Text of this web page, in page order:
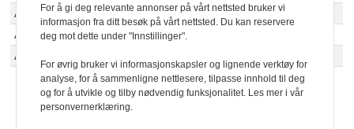
Alpine
Jack Doohan
Australia / Kina
Alpine
Ryo Hirakawa
Japan
Alpine
For å gi deg relevante annonser på vårt nettsted bruker vi
informasjon fra ditt besøk på vårt nettsted. Du kan reservere
deg mot dette under "Innstillinger".
For øvrig bruker vi informasjonskapsler og lignende verktøy for
analyse, for å sammenligne nettlesere, tilpasse innhold til deg
og for å utvikle og tilby nødvendig funksjonalitet. Les mer i vår
personvernerklæring.